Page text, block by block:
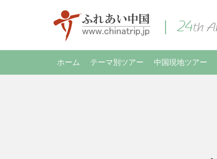
ホーム テーマ別ツアー 中国現地ツアー